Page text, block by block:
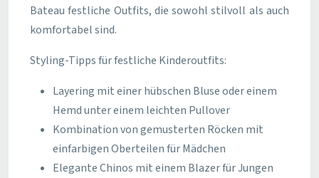
Bateau festliche Outfits, die sowohl stilvoll als auch
komfortabel sind.
Styling-Tipps für festliche Kinderoutfits:
Layering mit einer hübschen Bluse oder einem
Hemd unter einem leichten Pullover
Kombination von gemusterten Röcken mit
einfarbigen Oberteilen für Mädchen
Elegante Chinos mit einem Blazer für Jungen